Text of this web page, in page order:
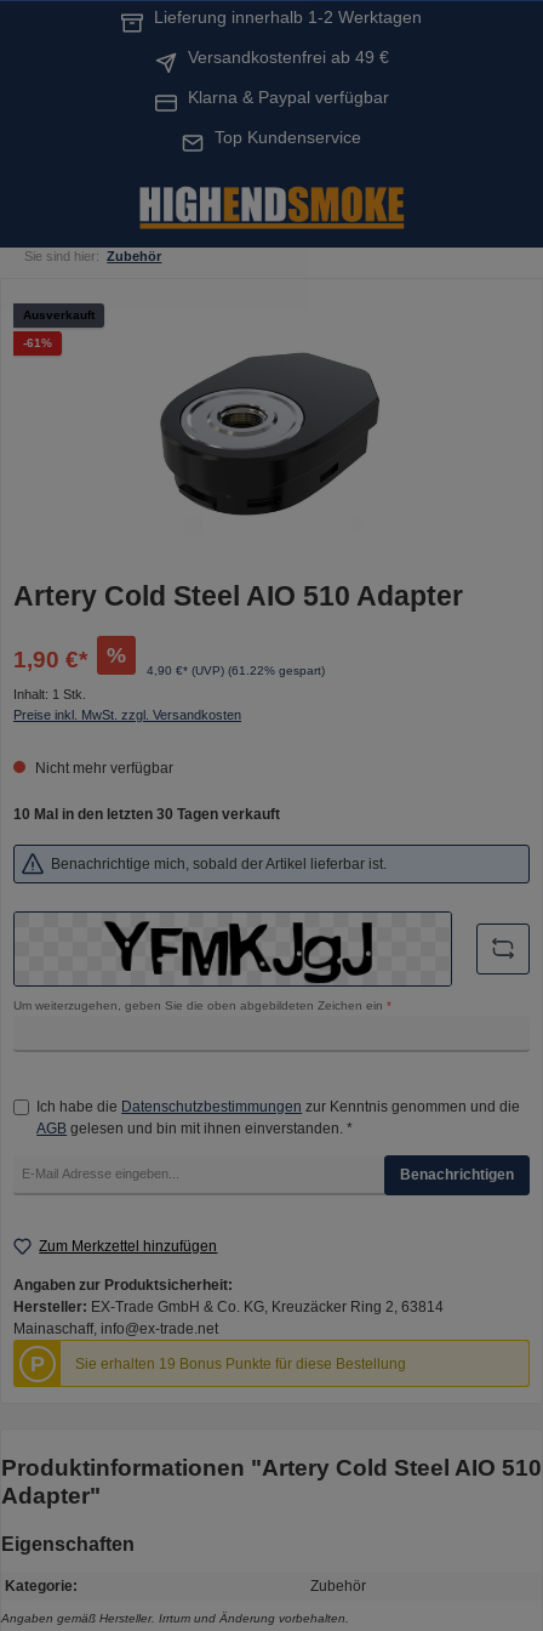
Lieferung innerhalb 1-2 Werktagen
Versandkostenfrei ab 49 €
Klarna & Paypal verfügbar
Top Kundenservice
Sie sind hier: Zubehör
Bildergalerie überspringen
Ausverkauft
-61%Rabatt
Artery Cold Steel AIO 510 Adapter
1,90 €* %
4,90 €* (UVP) (61.22% gespart)
Inhalt: 1 Stk.
Preise inkl. MwSt. zzgl. Versandkosten
Nicht mehr verfügbar
10 Mal in den letzten 30 Tagen verkauft
Benachrichtige mich, sobald der Artikel lieferbar ist.
Um weiterzugehen, geben Sie die oben abgebildeten Zeichen ein *
Ich habe die Datenschutzbestimmungen zur Kenntnis genommen und die
AGB gelesen und bin mit ihnen einverstanden. *
Benachrichtigen
Zum Merkzettel hinzufügen
Angaben zur Produktsicherheit:
Hersteller: EX-Trade GmbH & Co. KG, Kreuzäcker Ring 2, 63814
Mainaschaff, info@ex-trade.net
P Sie erhalten 19 Bonus Punkte für diese Bestellung
Produktinformationen "Artery Cold Steel AIO 510
Adapter"
Eigenschaften
Kategorie: Zubehör
Angaben gemäß Hersteller. Irrtum und Änderung vorbehalten.